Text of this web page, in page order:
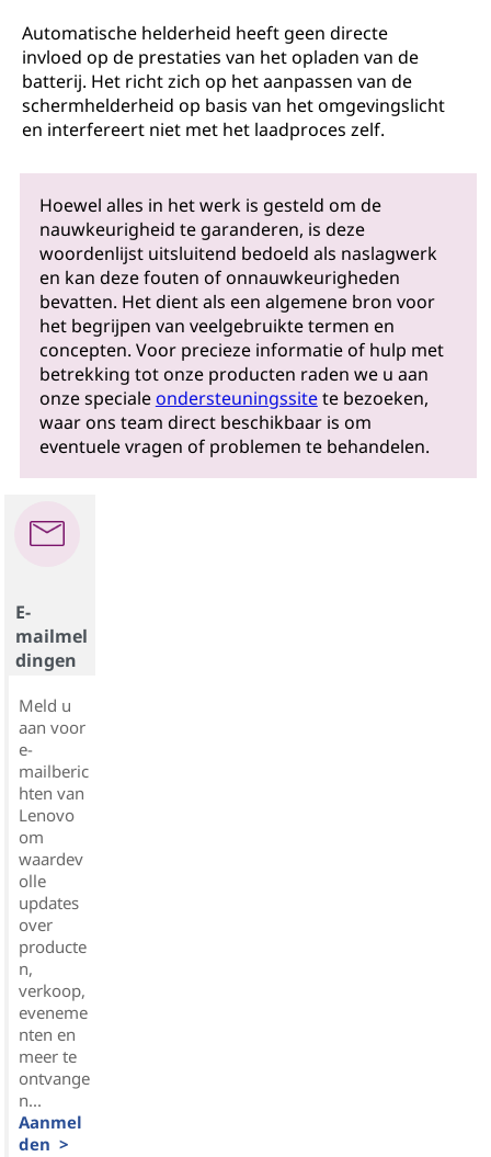
Automatische helderheid heeft geen directe
invloed op de prestaties van het opladen van de
batterij. Het richt zich op het aanpassen van de
schermhelderheid op basis van het omgevingslicht
en interfereert niet met het laadproces zelf.
Hoewel alles in het werk is gesteld om de
nauwkeurigheid te garanderen, is deze
woordenlijst uitsluitend bedoeld als naslagwerk
en kan deze fouten of onnauwkeurigheden
bevatten. Het dient als een algemene bron voor
het begrijpen van veelgebruikte termen en
concepten. Voor precieze informatie of hulp met
betrekking tot onze producten raden we u aan
onze specialeondersteuningssitete bezoeken,
waar ons team direct beschikbaar is om
eventuele vragen of problemen te behandelen.
E-
mailmel
dingen
Meld u
aan voor
e-
mailberic
hten van
Lenovo
om
waardev
olle
updates
over
producte
n,
verkoop,
eveneme
nten en
meer te
ontvange
n...
Aanmel
den >